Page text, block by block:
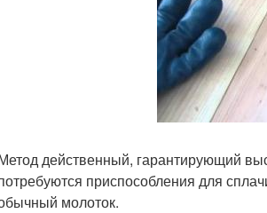
действенный, гарантирующий
приспособления для
молоток.